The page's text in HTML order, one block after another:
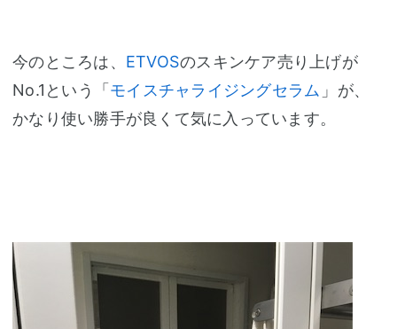
今のところは、 ETVOSのスキンケア売り上げが
No.1という「 モイスチャライジングセラム 」が、
かなり使い勝手が良くて気に入っています。